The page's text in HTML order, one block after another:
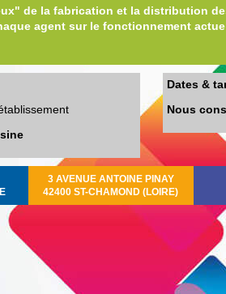
de la fabrication et la distribution
agent sur le fonctionnement
Dates &
Nous
3 AVENUE ANTOINE PINAY
42400 ST-CHAMOND (LOIRE)